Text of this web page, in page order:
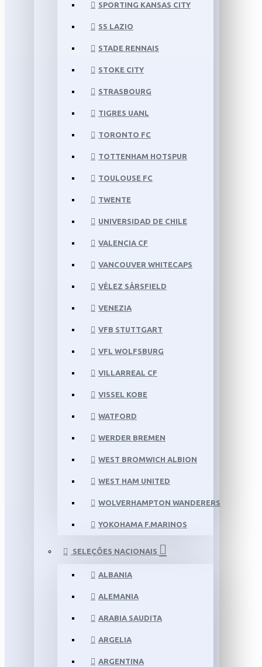
SPORTING KANSAS CITY
SS LAZIO
STADE RENNAIS
STOKE CITY
STRASBOURG
TIGRES UANL
TORONTO FC
TOTTENHAM HOTSPUR
TOULOUSE FC
TWENTE
UNIVERSIDAD DE CHILE
VALENCIA CF
VANCOUVER WHITECAPS
VÉLEZ SÁRSFIELD
VENEZIA
VFB STUTTGART
VFL WOLFSBURG
VILLARREAL CF
VISSEL KOBE
WATFORD
WERDER BREMEN
WEST BROMWICH ALBION
WEST HAM UNITED
WOLVERHAMPTON WANDERERS
YOKOHAMA F.MARINOS
SELEÇÕES NACIONAIS
ALBANIA
ALEMANIA
ARABIA SAUDITA
ARGELIA
ARGENTINA